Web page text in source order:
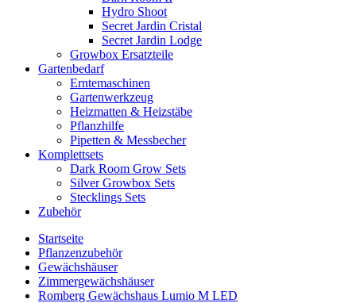
Hydro Shoot
Secret Jardin Cristal
Secret Jardin Lodge
Growbox Ersatzteile
Gartenbedarf
Erntemaschinen
Gartenwerkzeug
Heizmatten & Heizstäbe
Pflanzhilfe
Pipetten & Messbecher
Komplettsets
Dark Room Grow Sets
Silver Growbox Sets
Stecklings Sets
Zubehör
Startseite
Pflanzenzubehör
Gewächshäuser
Zimmergewächshäuser
Romberg Gewächshaus Lumio M LED